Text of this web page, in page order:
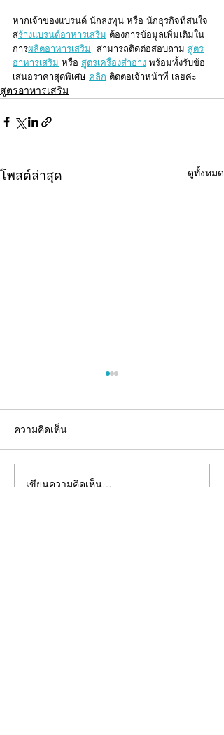
หากเจ้าของแบรนด์ นักลงทุน หรือ นักธุรกิจที่สนใจ
สร้างแบรนด์อาหารเสริม ต้องการข้อมูลเพิ่มเติมใน
การผลิตอาหารเสริม
  สามารถติดต่อสอบถาม
สูตร
อาหารเสริม หรือ สูตรเครื่องสำอาง พร้อมทั้งรับข้อ
เสนอราคาสุดพิเศษ คลิก ติดต่อเจ้าหน้าที่ เลยค่ะ
สูตรอาหารเสริม
โพสต์ล่าสุด ดูทั้งหมด
อยากมีแบรนด์อาหาร
ความคิดเห็น
เขียนความคิดเห็น…